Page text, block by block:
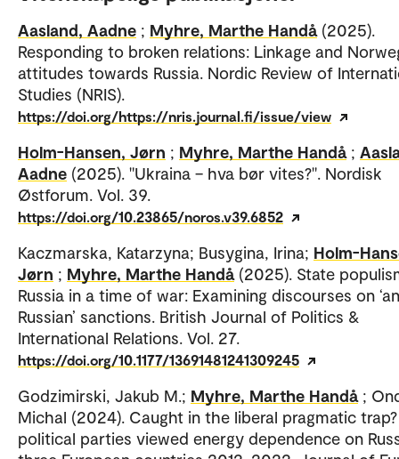
Aasland, Aadne ; Myhre, Marthe Handå (2025).
Responding to broken relations: Linkage and
attitudes towards Russia. Nordic Review of
Studies (NRIS).
https://doi.org/https://nris.journal.fi/issue/view
Holm-Hansen, Jørn ; Myhre, Marthe Handå ;
Aadne (2025). "Ukraina – hva bør vites?". Nordisk
Østforum. Vol. 39.
https://doi.org/10.23865/noros.v39.6852
Kaczmarska, Katarzyna; Busygina, Irina; Holm-
Jørn ; Myhre, Marthe Handå (2025). State
Russia in a time of war: Examining discourses on
Russian’ sanctions. British Journal of Politics &
International Relations. Vol. 27.
https://doi.org/10.1177/13691481241309245
Godzimirski, Jakub M.; Myhre, Marthe Handå ;
Michal (2024). Caught in the liberal pragmatic
political parties viewed energy dependence on